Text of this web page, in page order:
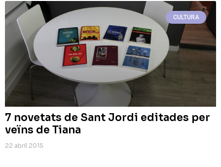
CULTURA
7 novetats de Sant Jordi editades per
veïns de Tiana
22 abril 2015